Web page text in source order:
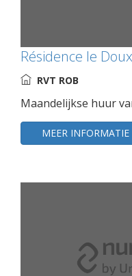
Résidence le
RVT ROB
Maandelijkse huur
MEER INFORMATIE